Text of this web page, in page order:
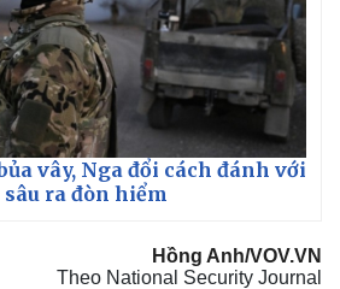
vây, Nga đổi cách đánh với
ra đòn hiểm
Hồng Anh/VOV.VN
Theo National Security Journal